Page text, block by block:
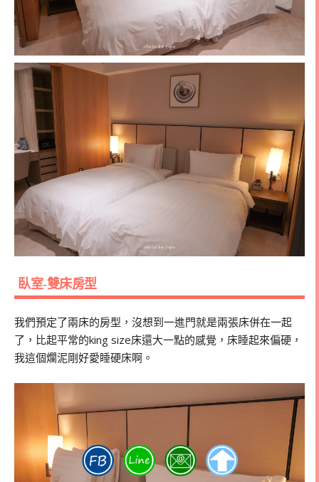
臥室-雙床房型
我們預定了兩床的房型，沒想到一進門就是兩張床併在一起
了，比起平常的king size床還大一點的感覺，床睡起來偏硬，
我這個爛泥剛好愛睡硬床啊。